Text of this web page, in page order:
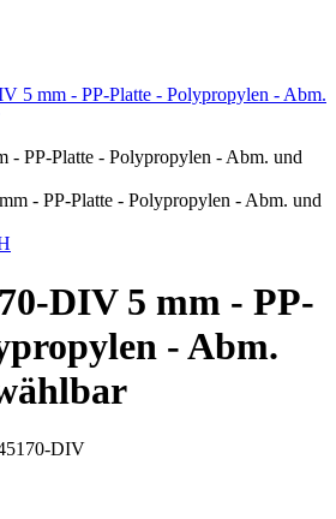
5 mm - PP-Platte - Polypropylen - Abm.
- PP-Platte - Polypropylen - Abm. und
DIV 5 mm - PP-
- Abm.
DIV